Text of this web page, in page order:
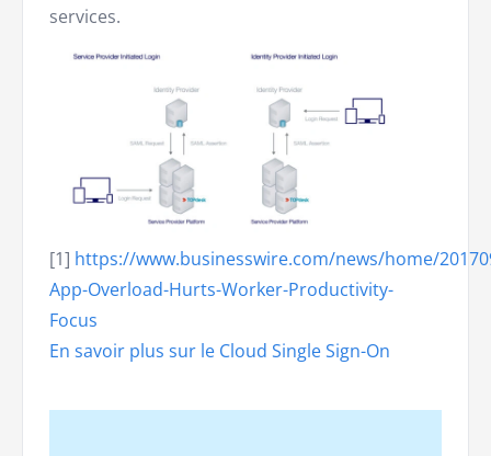
services.
[1] https://www.businesswire.com/news/home/
App-Overload-Hurts-Worker-Productivity-
Focus
En savoir plus sur le Cloud Single Sign-On